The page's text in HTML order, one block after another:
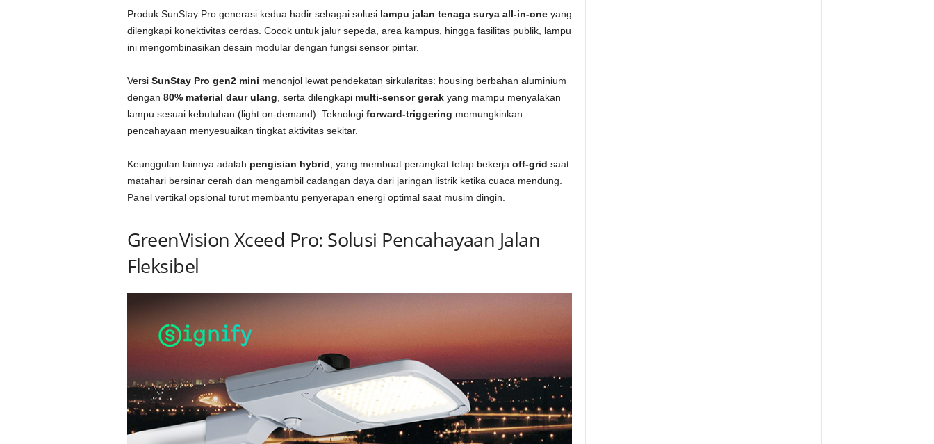
Produk SunStay Pro generasi kedua hadir sebagai solusi lampu jalan tenaga surya all-in-oneyang
dilengkapi konektivitas cerdas. Cocok untuk jalur sepeda, area kampus, hingga fasilitas publik, lampu
ini mengombinasikan desain modular dengan fungsi sensor pintar.
Versi SunStay Pro gen2 mini menonjol lewat pendekatan sirkularitas: housing berbahan aluminium
dengan 80% material daur ulang, serta dilengkapi multi-sensor gerakyang mampu menyalakan
lampu sesuai kebutuhan (light on-demand). Teknologi forward-triggering memungkinkan
pencahayaan menyesuaikan tingkat aktivitas sekitar.
Keunggulan lainnya adalah pengisian hybrid, yang membuat perangkat tetap bekerja off-grid saat
matahari bersinar cerah dan mengambil cadangan daya dari jaringan listrik ketika cuaca mendung.
Panel vertikal opsional turut membantu penyerapan energi optimal saat musim dingin.
GreenVision Xceed Pro: Solusi Pencahayaan Jalan
Fleksibel